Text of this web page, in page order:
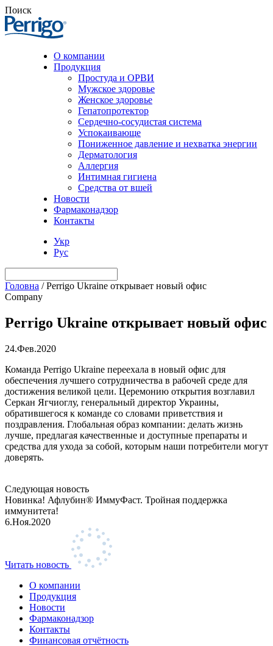
Поиск
О компании
Продукция
Простуда и ОРВИ
Мужское здоровье
Женское здоровье
Гепатопротектор
Сердечно-сосудистая система
Успокаивающе
Пониженное давление и нехватка энергии
Дерматология
Аллергия
Интимная гигиена
Средства от вшей
Новости
Фармаконадзор
Контакты
Укр
Рус
Головна /Perrigo Ukraine открывает новый офис
Company
Perrigo Ukraine открывает новый офис
24.Фев.2020
Команда Perrigo Ukraine переехала в новый офис для
обеспечения лучшего сотрудничества в рабочей среде для
достижения великой цели. Церемонию открытия возглавил
Серкан Ягчиоглу, генеральный директор Украины,
обратившегося к команде со словами приветствия и
поздравления. Глобальная образ компании: делать жизнь
лучше, предлагая качественные и доступные препараты и
средства для ухода за собой, которым наши потребители могут
доверять.
Следующая новость
Новинка! Афлубин® ИммуФаст. Тройная поддержка
иммунитета!
6.Ноя.2020
Читать новость
О компании
Продукция
Новости
Фармаконадзор
Контакты
Финансовая отчётность